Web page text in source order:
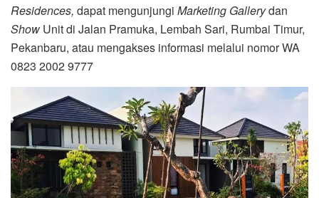
Residences, dapat mengunjungi Marketing Gallerydan
Show Unit di Jalan Pramuka, Lembah Sari, Rumbai Timur,
Pekanbaru, atau mengakses informasi melalui nomor WA
0823 2002 9777